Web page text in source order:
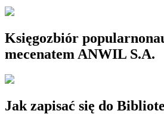
Księgozbiór
mecenatem ANWIL S.A.
Jak zapisać się do